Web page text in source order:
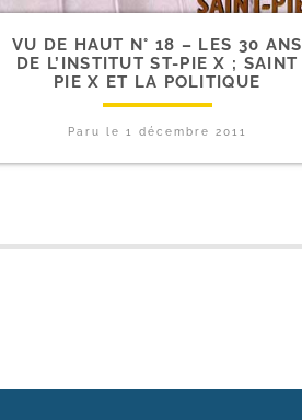
VU DE HAUT N° 18 – LES 30 ANS
DE L’INSTITUT ST-​PIE X ; SAINT
PIE X ET LA POLITIQUE
Paru le 1 décembre 2011